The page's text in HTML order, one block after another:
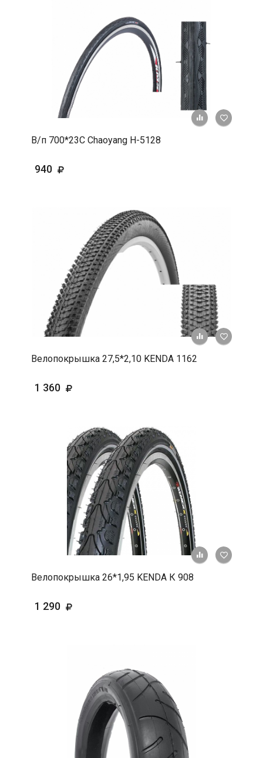
+ К
В/п 700*23С Chaoyang Н-5128
940
+ К
Велопокрышка 27,5*2,10 KENDA 1162
1 360
+ К
Велопокрышка 26*1,95 KENDA К 908
1 290